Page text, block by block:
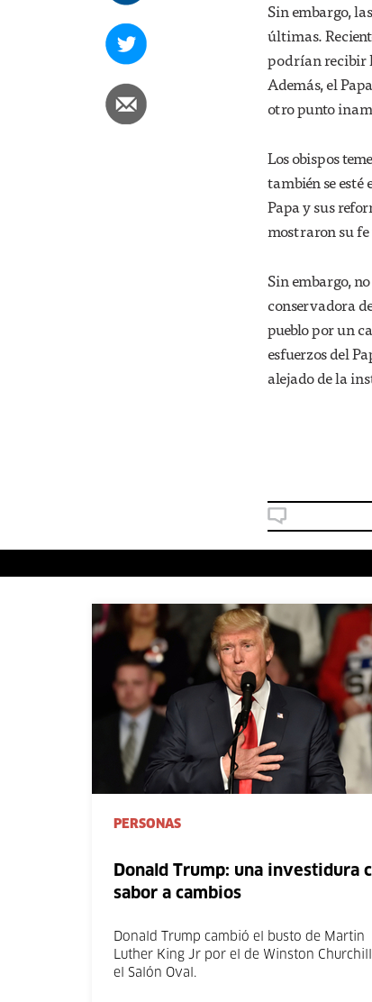
Sin embargo,
últimas.
podrían recibir
Además, el
otro punto
Los obispos
también se
Papa y sus
mostraron su fe
Sin embargo,
conservadora
pueblo por un
esfuerzos del
alejado de la
PERSONAS
Donald Trump: una investidura
sabor a cambios
Donald Trump cambió el busto de Martin
Luther King Jr por el de Winston
el Salón Oval.